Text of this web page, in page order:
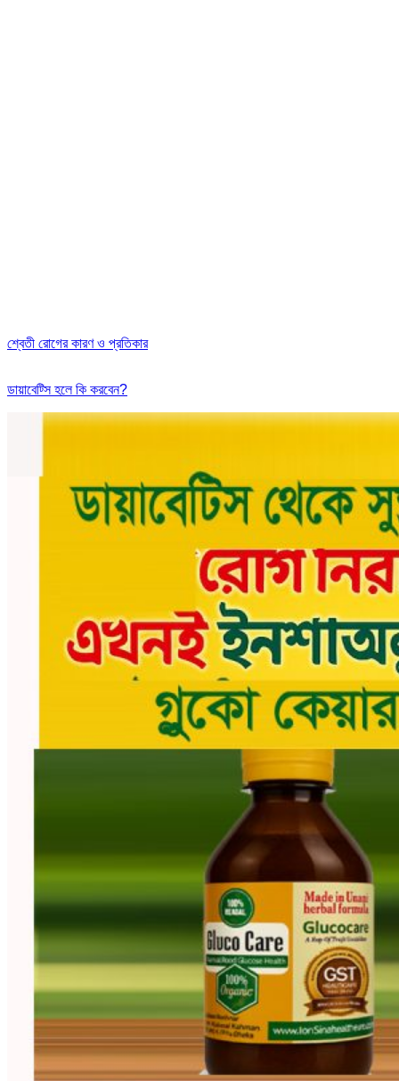
শ্বেতী রোগের কারণ ও প্রতিকার
ডায়াবেট্সি হলে কি করবেন?